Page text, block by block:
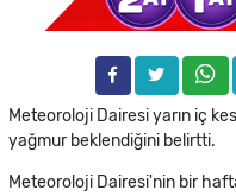
Meteoroloji Dairesi yarın iç
yağmur beklendiğini belirtti.
Meteoroloji Dairesi'nin bir